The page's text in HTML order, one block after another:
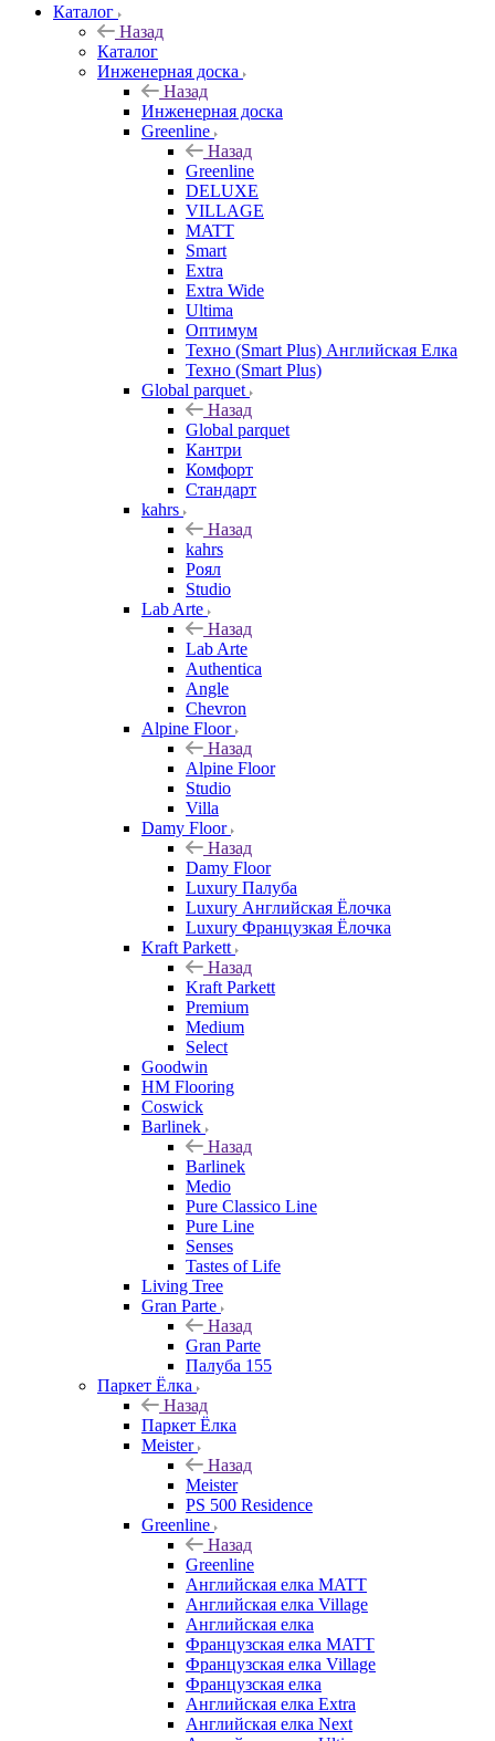
Каталог
Назад
Каталог
Инженерная доска
Назад
Инженерная доска
Greenline
Назад
Greenline
DELUXE
VILLAGE
MATT
Smart
Extra
Extra Wide
Ultima
Оптимум
Техно (Smart Plus) Английская Елка
Техно (Smart Plus)
Global parquet
Назад
Global parquet
Кантри
Комфорт
Стандарт
kahrs
Назад
kahrs
Роял
Studio
Lab Arte
Назад
Lab Arte
Authentica
Angle
Chevron
Alpine Floor
Назад
Alpine Floor
Studio
Villa
Damy Floor
Назад
Damy Floor
Luxury Палуба
Luxury Английская Ёлочка
Luxury Французкая Ёлочка
Kraft Parkett
Назад
Kraft Parkett
Premium
Medium
Select
Goodwin
HM Flooring
Coswick
Barlinek
Назад
Barlinek
Medio
Pure Classico Line
Pure Line
Senses
Tastes of Life
Living Tree
Gran Parte
Назад
Gran Parte
Палуба 155
Паркет Ёлка
Назад
Паркет Ёлка
Meister
Назад
Meister
PS 500 Residence
Greenline
Назад
Greenline
Английская елка MATT
Английская елка Village
Английская елка
Французская елка MATT
Французская елка Village
Французская елка
Английская елка Extra
Английская елка Next